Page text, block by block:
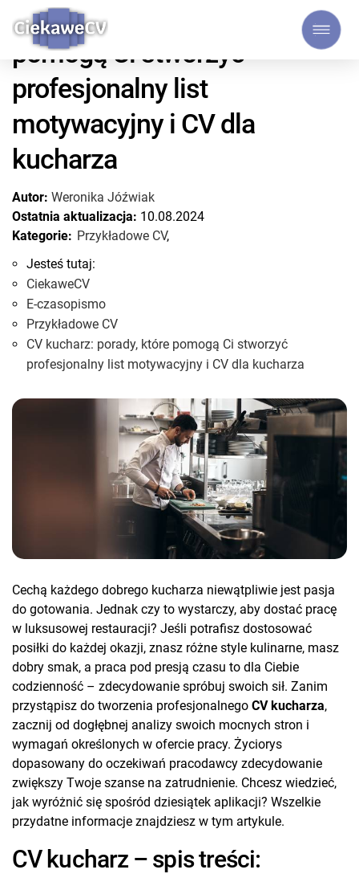
CV kucharz: porady, które
pomogą Ci stworzyć
profesjonalny list
motywacyjny i CV dla
kucharza
Autor: Weronika Jóźwiak
Ostatnia aktualizacja: 10.08.2024
Kategorie: Przykładowe CV,
Jesteś tutaj:
CiekaweCV
E-czasopismo
Przykładowe CV
CV kucharz: porady, które pomogą Ci stworzyć
profesjonalny list motywacyjny i CV dla kucharza
Cechą każdego dobrego kucharza niewątpliwie jest pasja
do gotowania. Jednak czy to wystarczy, aby dostać pracę
w luksusowej restauracji? Jeśli potrafisz dostosować
posiłki do każdej okazji, znasz różne style kulinarne, masz
dobry smak, a praca pod presją czasu to dla Ciebie
codzienność – zdecydowanie spróbuj swoich sił. Zanim
przystąpisz do tworzenia profesjonalnego CV kucharza,
zacznij od dogłębnej analizy swoich mocnych stron i
wymagań określonych w ofercie pracy. Życiorys
dopasowany do oczekiwań pracodawcy zdecydowanie
zwiększy Twoje szanse na zatrudnienie. Chcesz wiedzieć,
jak wyróżnić się spośród dziesiątek aplikacji? Wszelkie
przydatne informacje znajdziesz w tym artykule.
CV kucharz – spis treści: